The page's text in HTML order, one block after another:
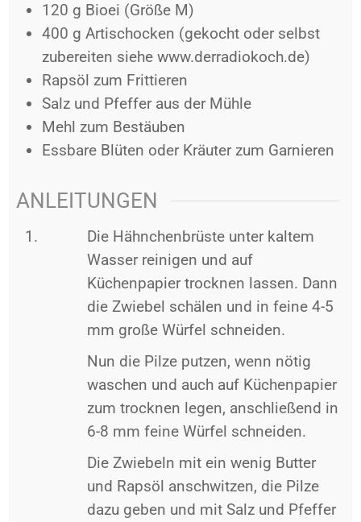
120 g Bioei (Größe M)
400 g Artischocken (gekocht oder selbst
zubereiten siehe www.derradiokoch.de)
Rapsöl zum Frittieren
Salz und Pfeffer aus der Mühle
Mehl zum Bestäuben
Essbare Blüten oder Kräuter zum Garnieren
ANLEITUNGEN
Die Hähnchenbrüste unter kaltem
Wasser reinigen und auf
Küchenpapier trocknen lassen. Dann
die Zwiebel schälen und in feine 4-5
mm große Würfel schneiden.
Nun die Pilze putzen, wenn nötig
waschen und auch auf Küchenpapier
zum trocknen legen, anschließend in
6-8 mm feine Würfel schneiden.
Die Zwiebeln mit ein wenig Butter
und Rapsöl anschwitzen, die Pilze
dazu geben und mit Salz und Pfeffer